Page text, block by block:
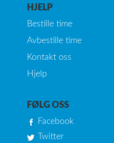
HJELP
Bestille time
Avbestille time
Kontakt oss
Hjelp
FØLG OSS
Facebook
Twitter